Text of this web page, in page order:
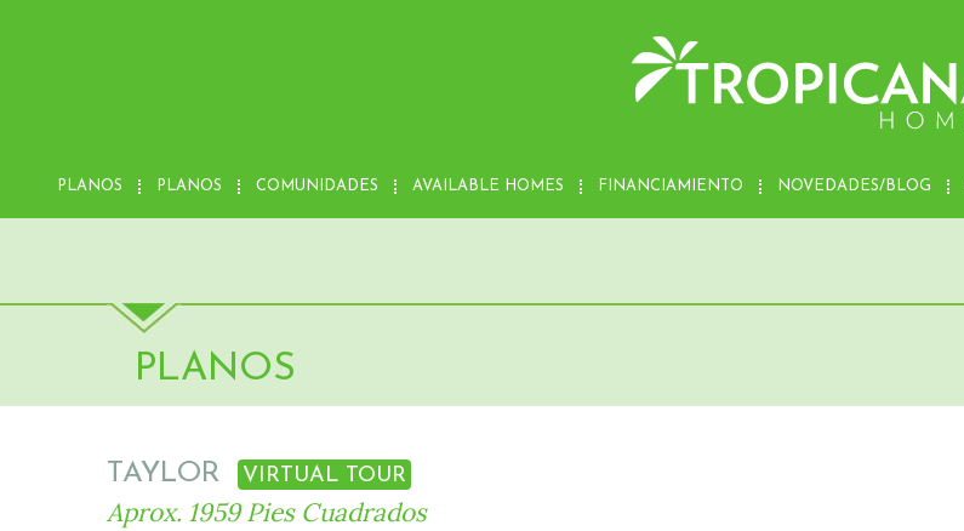
PLANOS PLANOS COMUNIDADES AVAILABLE HOMES FINANCIAMIENTO NOVEDADES/BLOG
PLANOS
TAYLOR VIRTUAL TOUR
Aprox. 1959 Pies Cuadrados